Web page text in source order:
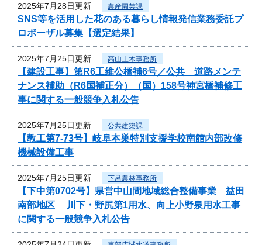
2025年7月28日更新 農産園芸課
SNS等を活用した花のある暮らし情報発信業務委託プ
ロポーザル募集【選定結果】
2025年7月25日更新 高山土木事務所
【建設工事】第R6工維公橋補6号／公共 道路メンテ
ナンス補助（R6国補正分）（国）158号神宮橋補修工
事に関する一般競争入札公告
2025年7月25日更新 公共建築課
【教工第7-73号】岐阜本巣特別支援学校南館内部改修
機械設備工事
2025年7月25日更新 下呂農林事務所
【下中第0702号】県営中山間地域総合整備事業 益田
南部地区 川下・野尻第1用水、向上小野泉用水工事
に関する一般競争入札公告